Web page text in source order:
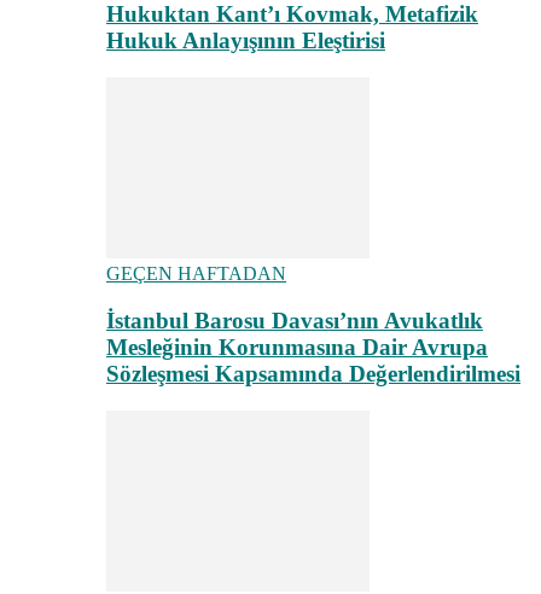
Hukuktan Kant’ı Kovmak, Metafizik
Hukuk Anlayışının Eleştirisi
GEÇEN HAFTADAN
İstanbul Barosu Davası’nın Avukatlık
Mesleğinin Korunmasına Dair Avrupa
Sözleşmesi Kapsamında Değerlendirilmesi